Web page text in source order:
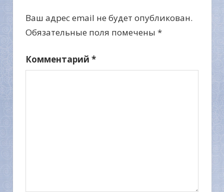
Ваш адрес email не будет опубликован.
Обязательные поля помечены *
Комментарий *